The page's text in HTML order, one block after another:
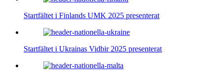
Startfältet i Finlands UMK 2025 presenterat
Startfältet i Ukrainas Vidbir 2025 presenterat